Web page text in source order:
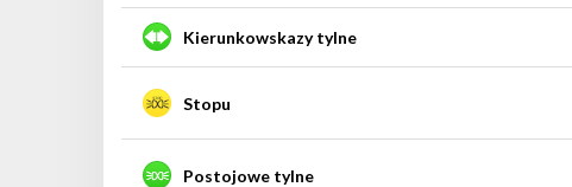
Kierunkowskazy tylne
Stopu
Postojowe tylne